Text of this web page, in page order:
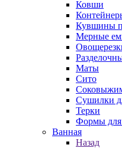
Ковши
Кувшины
Мерные
Маты
Сито
Сушилки
Терки
Формы
Ванная
Назад